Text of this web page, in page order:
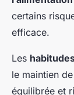
certains
efficace.
Les
le maintien
équilibrée et